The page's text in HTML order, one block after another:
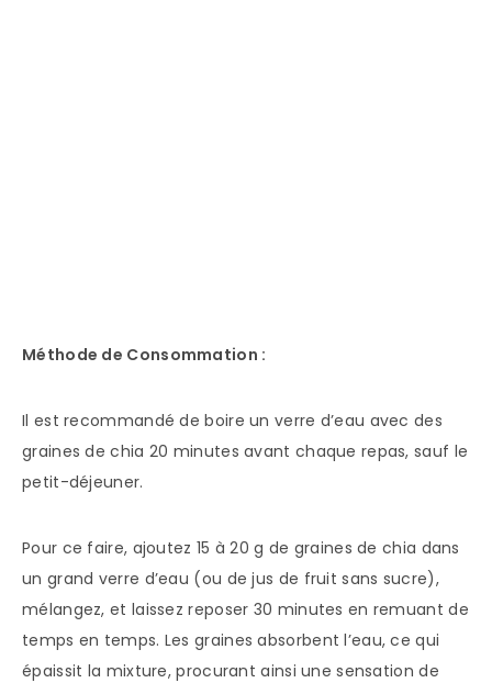
Méthode de Consommation :
Il est recommandé de boire un verre d’eau avec des
graines de chia 20 minutes avant chaque repas, sauf le
petit-déjeuner.
Pour ce faire, ajoutez 15 à 20 g de graines de chia dans
un grand verre d’eau (ou de jus de fruit sans sucre),
mélangez, et laissez reposer 30 minutes en remuant de
temps en temps. Les graines absorbent l’eau, ce qui
épaissit la mixture, procurant ainsi une sensation de